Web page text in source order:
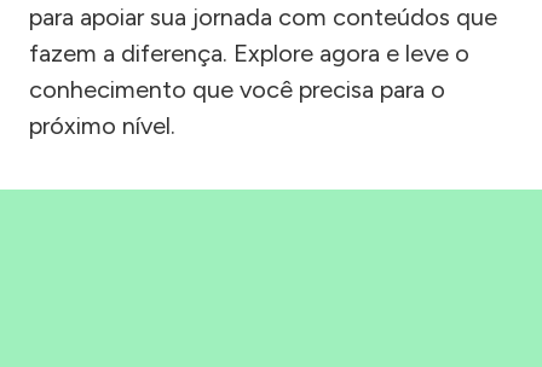
para apoiar sua jornada com conteúdos que
fazem a diferença. Explore agora e leve o
conhecimento que você precisa para o
próximo nível.